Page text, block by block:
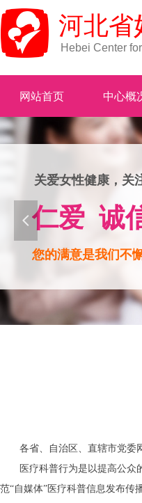
Hebei Center
河北省
您的满意是我们不
仁爱 诚
关爱女性健康，关
넳
网站首页 中心概
各省、自治区、直辖市党委
医疗科普行为是以提高公
范“自媒体”医疗科普信息发布传